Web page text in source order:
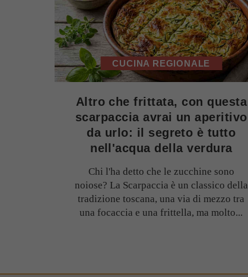
CUCINA REGIONALE
Altro che frittata, con questa
scarpaccia avrai un aperitivo
da urlo: il segreto è tutto
nell'acqua della verdura
Chi l'ha detto che le zucchine sono
noiose? La Scarpaccia è un classico della
tradizione toscana, una via di mezzo tra
una focaccia e una frittella, ma molto...